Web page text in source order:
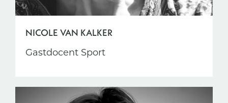
NICOLE VAN KALKER
Gastdocent Sport